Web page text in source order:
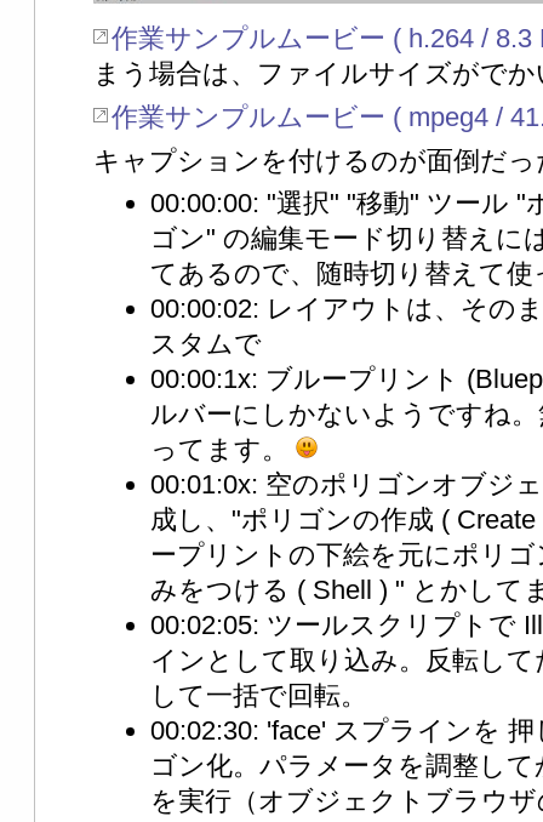
作業サンプルムービー ( h.264 / 8.3
まう場合は、ファイルサイズがで
作業サンプルムービー ( mpeg4 /
キャプションを付けるのが面倒だ
00:00:00: "選択" "移動" ツール
ゴン" の編集モード切り替えに
てあるので、随時切り替えて使
00:00:02: レイアウトは、その
スタムで
00:00:1x: ブループリント
ルバーにしかないようですね
ってます。
00:01:0x: 空のポリゴンオブジ
成し、"ポリゴンの作成 (
ープリントの下絵を元にポリ
みをつける ( Shell ) " とかして
00:02:05: ツールスクリプトで
インとして取り込み。反転し
して一括で回転。
00:02:30: 'face' スプラインを
ゴン化。パラメータを調整し
を実行（オブジェクトブラウ